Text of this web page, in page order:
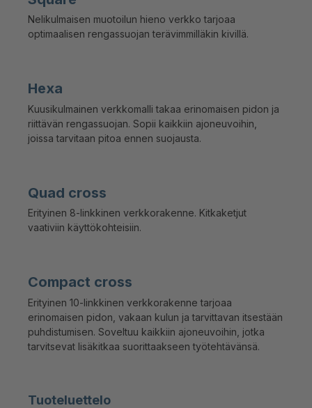
Nelikulmaisen muotoilun hieno verkko tarjoaa
optimaalisen rengassuojan terävimmilläkin kivillä.
Hexa
Kuusikulmainen verkkomalli takaa erinomaisen pidon ja
riittävän rengassuojan. Sopii kaikkiin ajoneuvoihin,
joissa tarvitaan pitoa ennen suojausta.
Quad cross
Erityinen 8-linkkinen verkkorakenne. Kitkaketjut
vaativiin käyttökohteisiin.
Compact cross
Erityinen 10-linkkinen verkkorakenne tarjoaa
erinomaisen pidon, vakaan kulun ja tarvittavan itsestään
puhdistumisen. Soveltuu kaikkiin ajoneuvoihin, jotka
tarvitsevat lisäkitkaa suorittaakseen työtehtävänsä.
Tuoteluettelo